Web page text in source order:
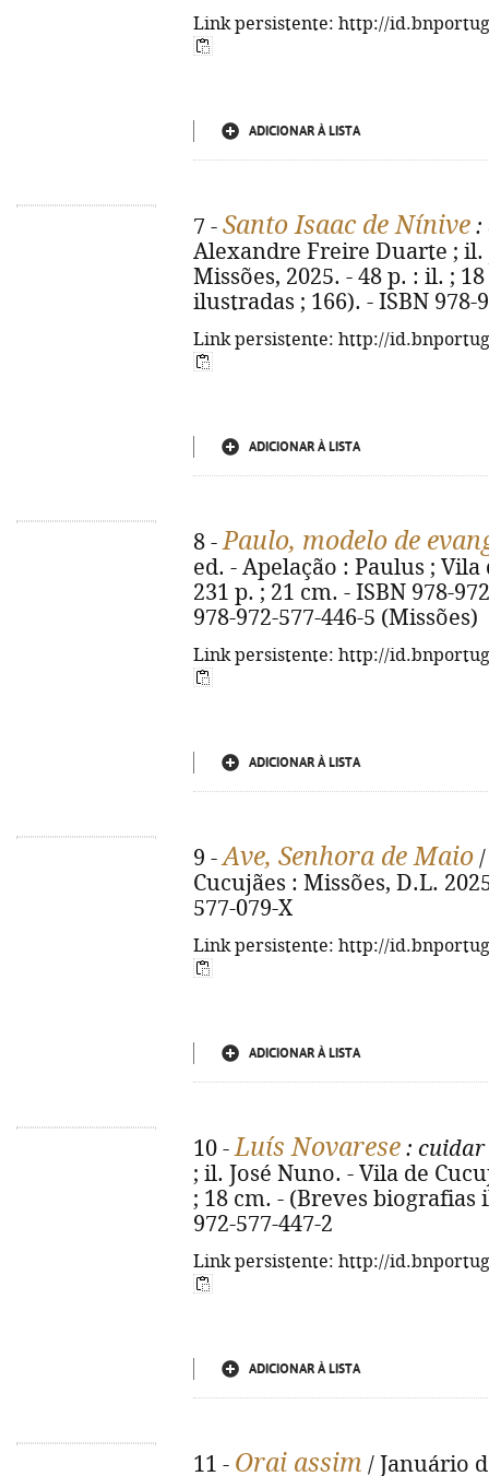
Link persistente: http://
ADICIONAR À LISTA
7 - Santo Isaac de Nínive :
Alexandre Freire Duarte ; il.
Missões, 2025. - 48 p. : il. ;
ilustradas ; 166). - ISBN 978-
Link persistente: http://
ADICIONAR À LISTA
8 -Paulo, modelo de
ed. - Apelação : Paulus ; Vila
231 p. ; 21 cm. - ISBN 978-
978-972-577-446-5 (Missões)
Link persistente: http://
ADICIONAR À LISTA
9 -Ave, Senhora de Maio
Cucujães : Missões, D.L.
577-079-X
Link persistente: http://
ADICIONAR À LISTA
10 -Luís Novarese : cuidar
; il. José Nuno. - Vila de
; 18 cm. - (Breves biografias
972-577-447-2
Link persistente: http://
ADICIONAR À LISTA
11 - Orai assim / Januário